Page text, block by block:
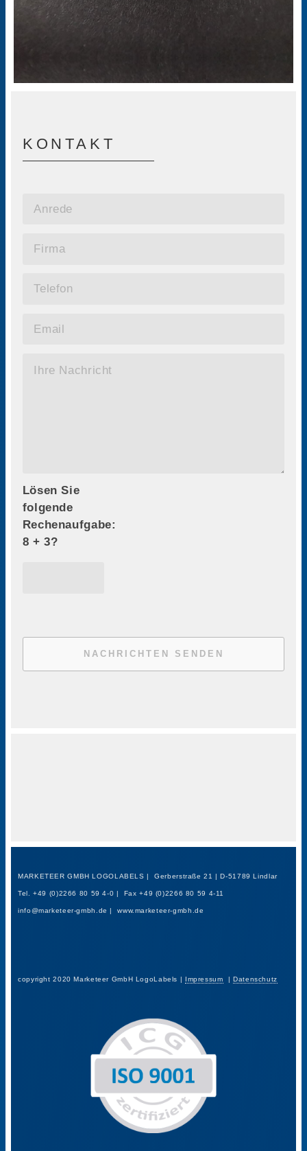
KONTAKT
Lösen Sie
folgende
Rechenaufgabe:
8 + 3?
MARKETEER GMBH LOGOLABELS | Gerberstraße 21 | D-51789 Lindlar
Tel. +49 (0)2266 80 59 4-0 | Fax +49 (0)2266 80 59 4-11
info@marketeer-gmbh.de | www.marketeer-gmbh.de
copyright 2020 Marketeer GmbH LogoLabels | Impressum | Datenschutz